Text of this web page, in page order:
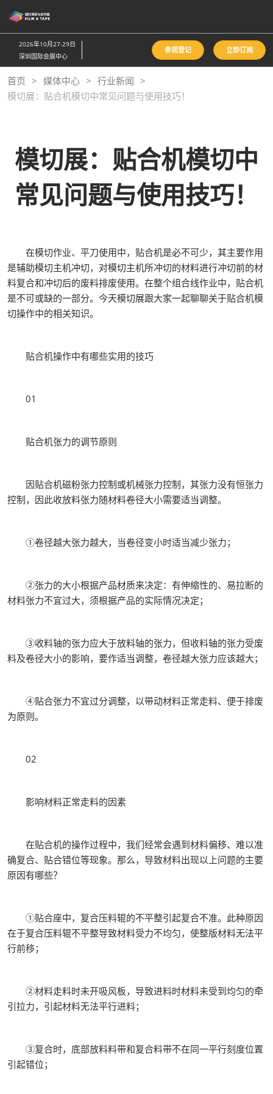
接
跳
至
内
容
2026年10月27-29日
深圳国际会展中心
参观登记 立即订阅
首页 媒体中心
行业新闻
模切展：贴合机模切中常见问题与使用技巧！
模切展：贴合机模切中
常见问题与使用技巧！
在模切作业、平刀使用中，贴合机是必不可少，其主要作用
是辅助模切主机冲切，对模切主机所冲切的材料进行冲切前的材
料复合和冲切后的废料排废使用。在整个组合线作业中，贴合机
是不可或缺的一部分。今天模切展跟大家一起聊聊关于贴合机模
切操作中的相关知识。
贴合机操作中有哪些实用的技巧
01
贴合机张力的调节原则
因贴合机磁粉张力控制或机械张力控制，其张力没有恒张力
控制，因此收放料张力随材料卷径大小需要适当调整。
①卷径越大张力越大，当卷径变小时适当减少张力；
②张力的大小根据产品材质来决定：有伸缩性的、易拉断的
材料张力不宜过大，须根据产品的实际情况决定；
③收料轴的张力应大于放料轴的张力，但收料轴的张力受废
料及卷径大小的影响，要作适当调整，卷径越大张力应该越大；
④贴合张力不宜过分调整，以带动材料正常走料、便于排废
为原则。
02
影响材料正常走料的因素
在贴合机的操作过程中，我们经常会遇到材料偏移、难以准
确复合、贴合错位等现象。那么，导致材料出现以上问题的主要
原因有哪些？
①贴合座中，复合压料辊的不平整引起复合不准。此种原因
在于复合压料辊不平整导致材料受力不均匀，使整版材料无法平
行前移；
②材料走料时未开吸风板，导致进料时材料未受到均匀的牵
引拉力，引起材料无法平行进料；
③复合时，底部放料料带和复合料带不在同一平行刻度位置
引起错位；